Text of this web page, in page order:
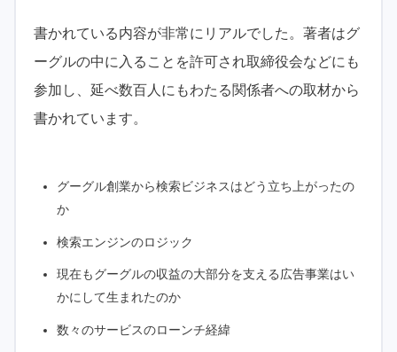
書かれている内容が非常にリアルでした。著者はグ
ーグルの中に入ることを許可され取締役会などにも
参加し、延べ数百人にもわたる関係者への取材から
書かれています。
グーグル創業から検索ビジネスはどう立ち上がったの
か
検索エンジンのロジック
現在もグーグルの収益の大部分を支える広告事業はい
かにして生まれたのか
数々のサービスのローンチ経緯